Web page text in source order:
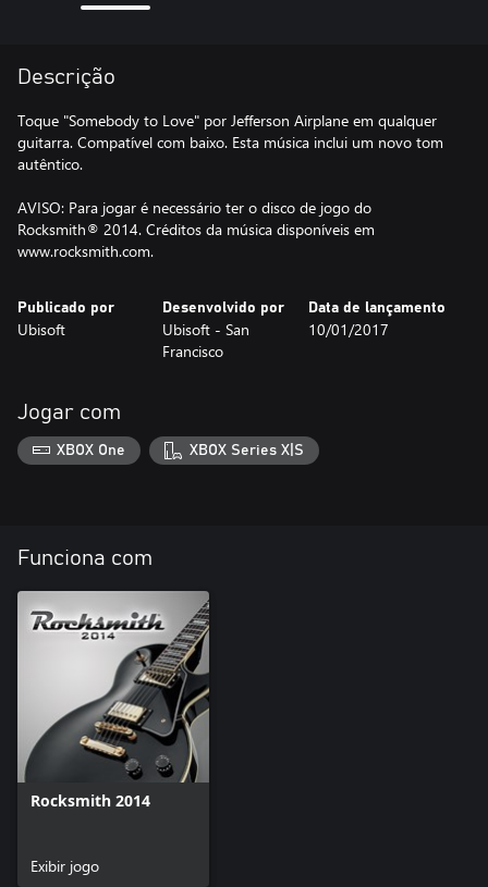
Descrição
Toque "Somebody to Love" por Jefferson Airplane em qualquer
guitarra. Compatível com baixo. Esta música inclui um novo tom
autêntico.
AVISO: Para jogar é necessário ter o disco de jogo do
Rocksmith® 2014. Créditos da música disponíveis em
www.rocksmith.com.
Publicado por
Ubisoft
Desenvolvido por
Ubisoft - San
Francisco
Data de lançamento
10/01/2017
Jogar com
XBOX One XBOX Series X|S
Funciona com
Rocksmith 2014
Exibir jogo